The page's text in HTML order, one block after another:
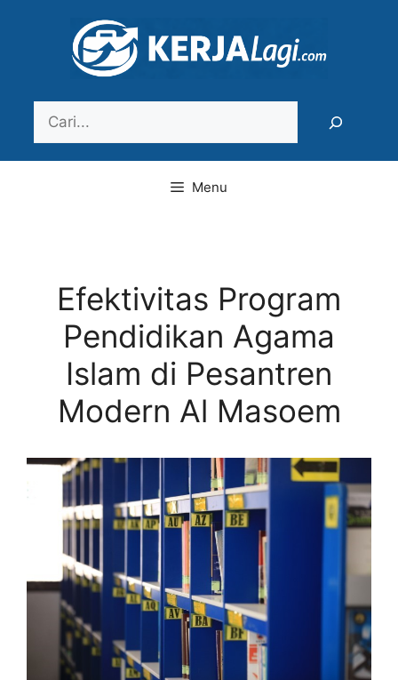
Menu
Efektivitas Program
Pendidikan Agama
Islam di Pesantren
Modern Al Masoem